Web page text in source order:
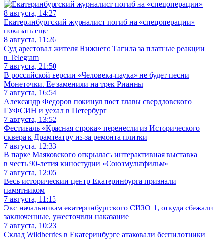
8 августа, 14:27
Екатеринбургский журналист погиб на «спецоперации»
показать еще
8 августа, 11:26
Суд арестовал жителя Нижнего Тагила за платные реакции
в Telegram
7 августа, 21:50
В российской версии «Человека-паука» не будет песни
Монеточки. Ее заменили на трек Рианны
7 августа, 16:54
Александр Федоров покинул пост главы свердловского
ГУФСИН и уехал в Петербург
7 августа, 13:52
Фестиваль «Красная строка» перенесли из Исторического
сквера к Драмтеатру из-за ремонта плитки
7 августа, 12:33
В парке Маяковского открылась интерактивная выставка
в честь 90-летия киностудии «Союзмультфильм»
7 августа, 12:05
Весь исторический центр Екатеринбурга признали
памятником
7 августа, 11:13
Экс-начальникам екатеринбургского СИЗО-1, откуда сбежали
заключенные, ужесточили наказание
7 августа, 10:23
Склад Wildberries в Екатеринбурге атаковали беспилотники